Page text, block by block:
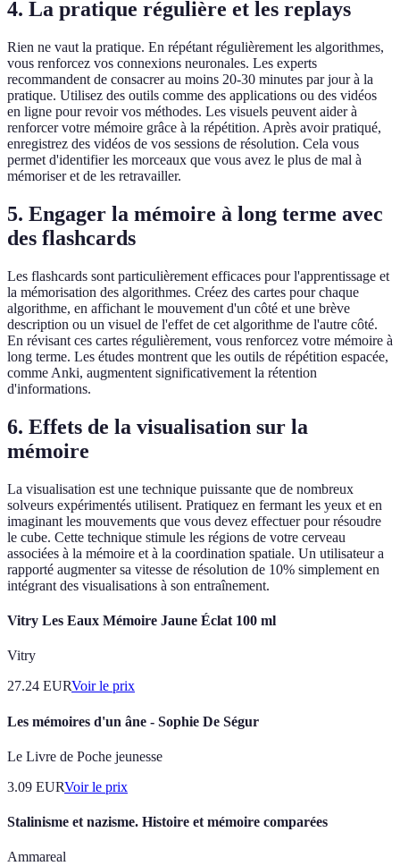
4. La pratique régulière et les replays
Rien ne vaut la pratique. En répétant régulièrement les algorithmes,
vous renforcez vos connexions neuronales. Les experts
recommandent de consacrer au moins 20-30 minutes par jour à la
pratique. Utilisez des outils comme des applications ou des vidéos
en ligne pour revoir vos méthodes. Les visuels peuvent aider à
renforcer votre mémoire grâce à la répétition. Après avoir pratiqué,
enregistrez des vidéos de vos sessions de résolution. Cela vous
permet d'identifier les morceaux que vous avez le plus de mal à
mémoriser et de les retravailler.
5. Engager la mémoire à long terme avec
des flashcards
Les flashcards sont particulièrement efficaces pour l'apprentissage et
la mémorisation des algorithmes. Créez des cartes pour chaque
algorithme, en affichant le mouvement d'un côté et une brève
description ou un visuel de l'effet de cet algorithme de l'autre côté.
En révisant ces cartes régulièrement, vous renforcez votre mémoire à
long terme. Les études montrent que les outils de répétition espacée,
comme Anki, augmentent significativement la rétention
d'informations.
6. Effets de la visualisation sur la
mémoire
La visualisation est une technique puissante que de nombreux
solveurs expérimentés utilisent. Pratiquez en fermant les yeux et en
imaginant les mouvements que vous devez effectuer pour résoudre
le cube. Cette technique stimule les régions de votre cerveau
associées à la mémoire et à la coordination spatiale. Un utilisateur a
rapporté augmenter sa vitesse de résolution de 10% simplement en
intégrant des visualisations à son entraînement.
Vitry Les Eaux Mémoire Jaune Éclat 100 ml
Vitry
27.24 EURVoir le prix
Les mémoires d'un âne - Sophie De Ségur
Le Livre de Poche jeunesse
3.09 EURVoir le prix
Stalinisme et nazisme. Histoire et mémoire comparées
Ammareal